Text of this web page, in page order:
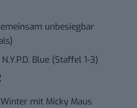
unbesiegbar
Blue (Staffel 1-3)
mit Micky Maus